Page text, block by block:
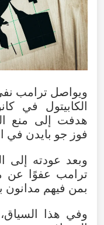
ويواصل ترامب
هدفت إلى منع
فوز جو بايدن في
وبعد عودته إلى
ترامب عفوًا عن
بمن فيهم مدانون
وفي هذا